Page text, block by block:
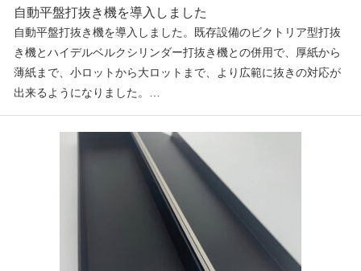
自動平盤打抜き機を導入しました
自動平盤打抜き機を導入しました。既存設備のビクトリア型打抜
き機とハイデルベルクシリンダー打抜き機との併用で、厚紙から
薄紙まで、小ロットから大ロットまで、より広範に抜きの対応が
出来るようになりました。…